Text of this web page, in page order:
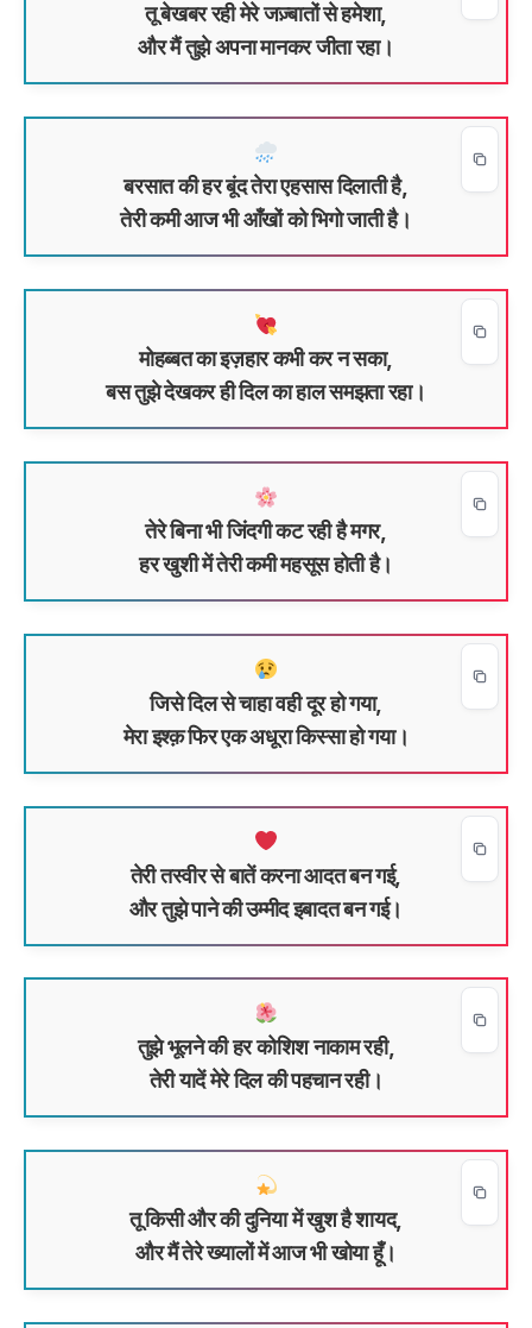
तू बेखबर रही मेरे जज़्बातों से हमेशा,
और मैं तुझे अपना मानकर जीता रहा।
बरसात की हर बूंद तेरा एहसास दिलाती है,
तेरी कमी आज भी आँखों को भिगो जाती है।
मोहब्बत का इज़हार कभी कर न सका,
बस तुझे देखकर ही दिल का हाल समझता रहा।
तेरे बिना भी जिंदगी कट रही है मगर,
हर खुशी में तेरी कमी महसूस होती है।
जिसे दिल से चाहा वही दूर हो गया,
मेरा इश्क़ फिर एक अधूरा किस्सा हो गया।
तेरी तस्वीर से बातें करना आदत बन गई,
और तुझे पाने की उम्मीद इबादत बन गई।
तुझे भूलने की हर कोशिश नाकाम रही,
तेरी यादें मेरे दिल की पहचान रही।
तू किसी और की दुनिया में खुश है शायद,
और मैं तेरे ख्यालों में आज भी खोया हूँ।